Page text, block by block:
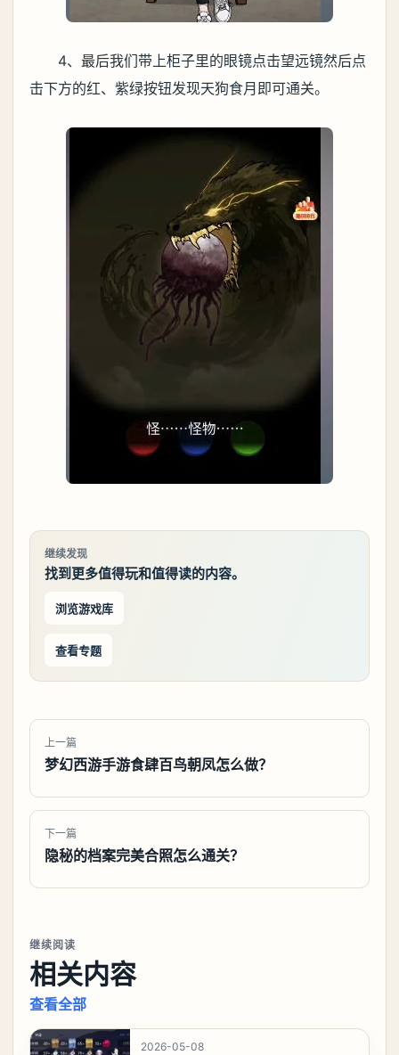
4、最后我们带上柜子里的眼镜点击望远镜然后点
击下方的红、紫绿按钮发现天狗食月即可通关。
继续发现
找到更多值得玩和值得读的内容。
浏览游戏库
查看专题
上一篇
梦幻西游手游食肆百鸟朝凤怎么做？
下一篇
隐秘的档案完美合照怎么通关？
继续阅读
相关内容
查看全部
2026-05-08